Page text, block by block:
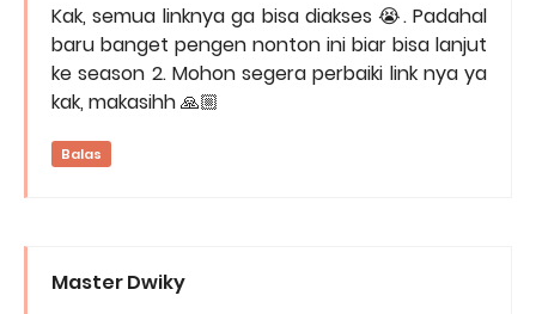
Kak, semua linknya ga bisa diakses 😭. Padahal
baru banget pengen nonton ini biar bisa lanjut
ke season 2. Mohon segera perbaiki link nya ya
kak, makasihh 🙏🏼
Balas
Master Dwiky